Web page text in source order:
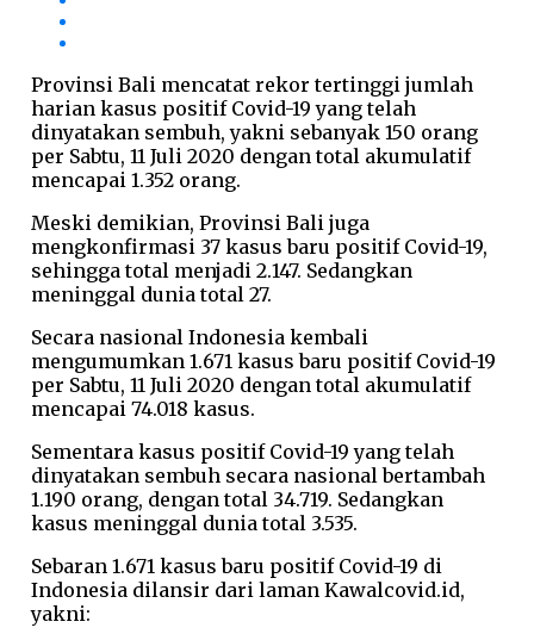
Provinsi Bali mencatat rekor tertinggi jumlah
harian kasus positif Covid-19 yang telah
dinyatakan sembuh, yakni sebanyak 150 orang
per Sabtu, 11 Juli 2020 dengan total akumulatif
mencapai 1.352 orang.
Meski demikian, Provinsi Bali juga
mengkonfirmasi 37 kasus baru positif Covid-19,
sehingga total menjadi 2.147. Sedangkan
meninggal dunia total 27.
Secara nasional Indonesia kembali
mengumumkan 1.671 kasus baru positif Covid-19
per Sabtu, 11 Juli 2020 dengan total akumulatif
mencapai 74.018 kasus.
Sementara kasus positif Covid-19 yang telah
dinyatakan sembuh secara nasional bertambah
1.190 orang, dengan total 34.719. Sedangkan
kasus meninggal dunia total 3.535.
Sebaran 1.671 kasus baru positif Covid-19 di
Indonesia dilansir dari laman Kawalcovid.id,
yakni: